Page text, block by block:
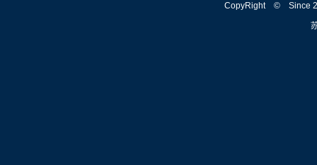
CopyRight © Since